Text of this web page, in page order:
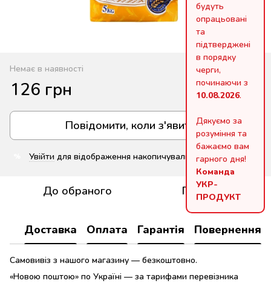
будуть
опрацьовані
та
підтверджені
в порядку
черги,
починаючи з
10.08.2026.
Дякуємо за
розуміння та
бажаємо вам
гарного дня!
Команда
УКР-
ПРОДУКТ
Немає в наявності
126 грн
Повідомити, коли з'явиться
Увійти для відображення накопичувальної знижки
До обраного Порівняти
Доставка Оплата Гарантія Повернення
Самовивіз з нашого магазину — безкоштовно.
«Новою поштою» по Україні — за тарифами перевізника